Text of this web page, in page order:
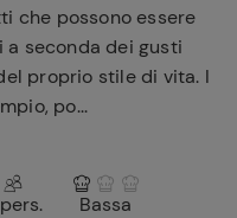
che possono essere
seconda dei gusti
proprio stile di vita. I
po...
Bassa